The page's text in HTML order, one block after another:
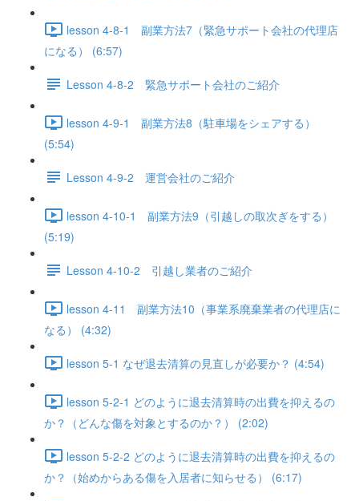
lesson 4-8-1 副業方法7（緊急サポート会社の代理店
になる） (6:57)
Lesson 4-8-2 緊急サポート会社のご紹介
lesson 4-9-1 副業方法8（駐車場をシェアする）
(5:54)
Lesson 4-9-2 運営会社のご紹介
lesson 4-10-1 副業方法9（引越しの取次ぎをする）
(5:19)
Lesson 4-10-2 引越し業者のご紹介
lesson 4-11 副業方法10（事業系廃棄業者の代理店に
なる） (4:32)
lesson 5-1 なぜ退去清算の見直しが必要か？ (4:54)
lesson 5-2-1 どのように退去清算時の出費を抑えるの
か？（どんな傷を対象とするのか？） (2:02)
lesson 5-2-2 どのように退去清算時の出費を抑えるの
か？（始めからある傷を入居者に知らせる） (6:17)